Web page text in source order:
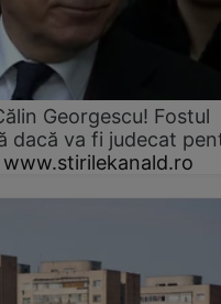
Georgescu! Fostul
dacă va fi judecat
www.stirilekanald.ro